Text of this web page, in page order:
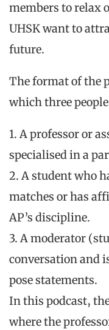
members to relax
UHSKwant to
future.
The format of the
which three
1.A professor or
specialisedin a
2.A student who
matches or has
AP’s discipline.
3.A moderator
conversation and
pose statements.
In this podcast,
where the